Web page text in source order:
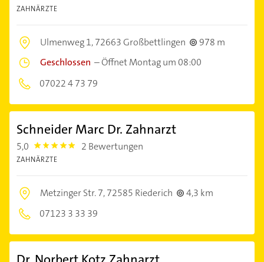
ZAHNÄRZTE
Ulmenweg 1,72663 Großbettlingen
978 m
Geschlossen –Öffnet Montag um 08:00
07022 4 73 79
Schneider Marc Dr. Zahnarzt
5,0 5.0 2 Bewertungen
ZAHNÄRZTE
Metzinger Str. 7,72585 Riederich
4,3 km
07123 3 33 39